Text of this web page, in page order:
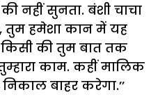
की नहीं सुनता. बंशी चाचा
, तुम हमेशा कान में यह
किसी की तुम बात तक
काम. कहीं मालिक
निकाल बाहर करेगा.’’